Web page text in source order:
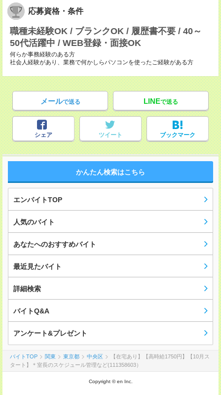
応募資格・条件
職種未経験OK / ブランクOK / 履歴書不要 / 40～
50代活躍中 / WEB登録・面接OK
何らか事務経験のある方
社会人経験があり、業務で何かしらパソコンを使ったご経験がある方
メールで送る LINEで送る
シェア ツイート ブックマーク
かんたん検索はこちら
エンバイトTOP
人気のバイト
あなたへのおすすめバイト
最近見たバイト
詳細検索
バイトQ&A
アンケート&プレゼント
バイトTOP 関東 東京都 中央区
【在宅あり】【高時給1750円】【10月ス
タート】＊室長のスケジュール管理など(111358603）
Copyright © en Inc.